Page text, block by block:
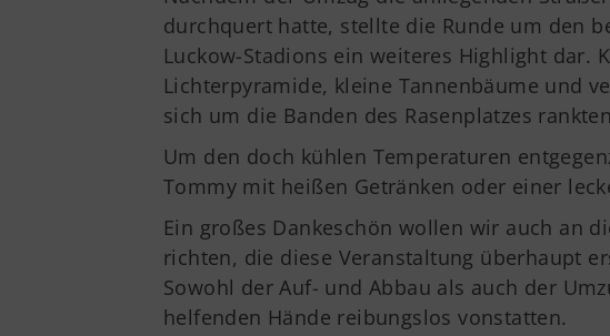
durchquert hatte, stellte die Runde um den
Luckow-Stadions ein weiteres Highlight dar.
Lichterpyramide, kleine Tannenbäume und
sich um die Banden des Rasenplatzes
Um den doch kühlen Temperaturen
Tommy mit heißen Getränken oder einer
Ein großes Dankeschön wollen wir auch an
richten, die diese Veranstaltung überhaupt
Sowohl der Auf- und Abbau als auch der
helfenden Hände reibungslos vonstatten.